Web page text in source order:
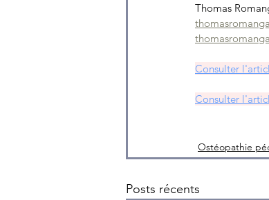
Thomas
Consulter
Consulter
Ostéopathie
Posts récents